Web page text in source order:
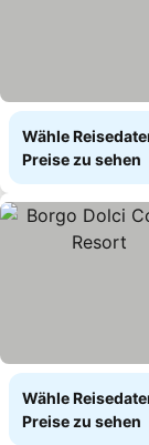
Wähle
Preise zu sehen
Wähle
Preise zu sehen